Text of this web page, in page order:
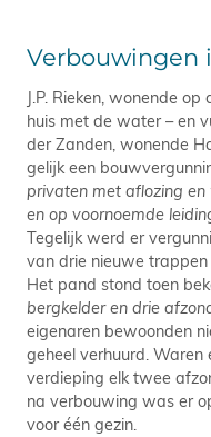
Verbouwingen
J.P. Rieken, wonende
huis met de water – en
der Zanden, wonende
gelijk een
privaten met aflozing
en op voornoemde
Tegelijk werd er
van drie nieuwe
Het pand stond toen
bergkelder en drie
eigenaren bewoonden
geheel verhuurd.
verdieping elk twee
na verbouwing was er
voor één gezin.